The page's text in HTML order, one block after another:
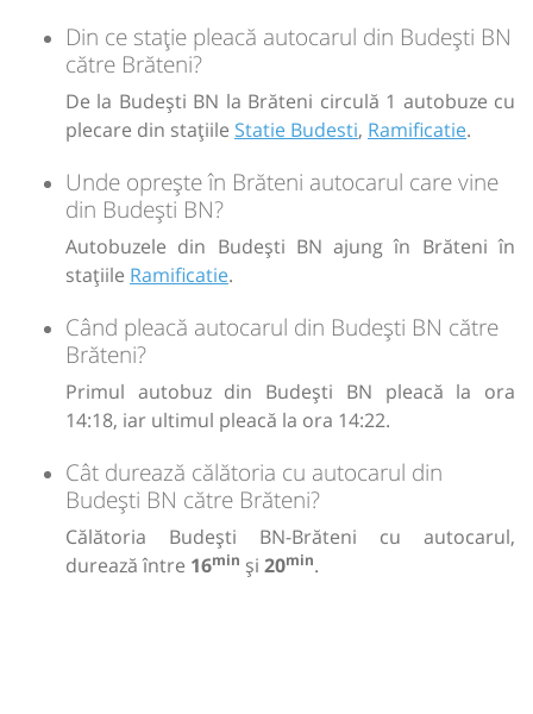
Sursa:Prodcomimpex Fanetrans SRL
Din ce stație pleacă autocarul din Budești BN
către Brăteni?
De la Budești BN la Brăteni circulă 1 autobuze cu
plecare din stațiile Statie Budesti, Ramificatie.
Unde oprește în Brăteni autocarul care vine
din Budești BN?
Autobuzele din Budești BN ajung în Brăteni în
stațiile Ramificatie.
Când pleacă autocarul din Budești BN către
Brăteni?
Primul autobuz din Budești BN pleacă la ora
14:18, iar ultimul pleacă la ora 14:22.
Cât durează călătoria cu autocarul din
Budești BN către Brăteni?
Călătoria Budești BN-Brăteni cu autocarul,
durează între 16min și 20min.